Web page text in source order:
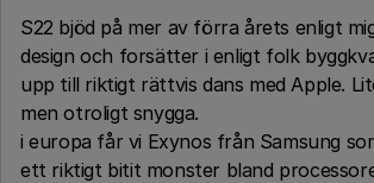
S22 bjöd på mer av förra årets enligt
design och forsätter i enligt folk
upp till riktigt rättvis dans med Apple.
men otroligt snygga.
i europa får vi Exynos från Samsung
ett riktigt bitit monster bland